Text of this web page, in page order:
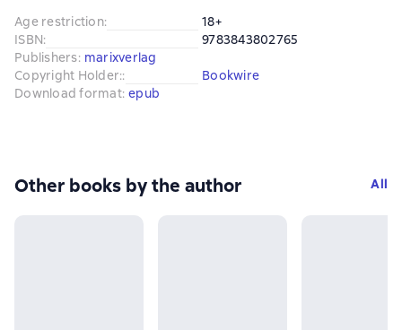
Age restriction:
18+
ISBN:
9783843802765
Publishers: marixverlag
Copyright Holder::
Bookwire
Download format: epub
Other books by the author All